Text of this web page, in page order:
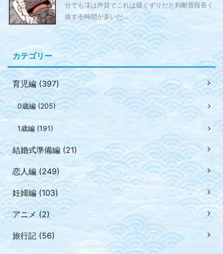
分でも澪は声質でこれは寝ぐずりだと判断普段長く
接する時間が多いだ...
カテゴリー
育児編 (397)
0歳編 (205)
1歳編 (191)
結婚式準備編 (21)
恋人編 (249)
妊婦編 (103)
アニメ (2)
旅行記 (56)